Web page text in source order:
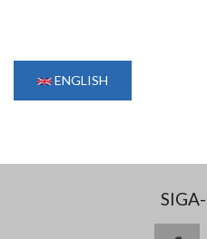
ENGLISH